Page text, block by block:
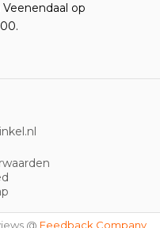
op
@ Feedback Company